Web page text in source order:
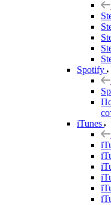
Spotify
iTunes